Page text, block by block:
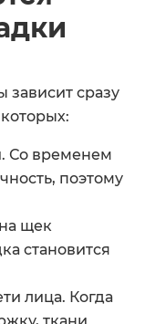
зависит сразу
Со временем
поэтому
щек
становится
лица. Когда